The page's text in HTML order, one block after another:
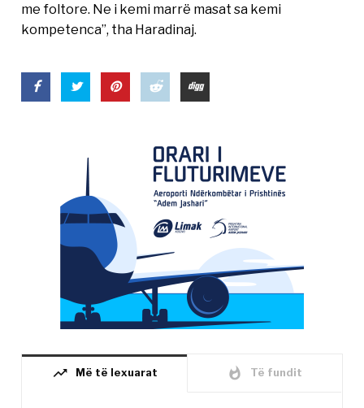
me foltore. Ne i kemi marrë masat sa kemi
kompetenca”, tha Haradinaj.
trending_up Më të lexuarat whatshot Të fundit